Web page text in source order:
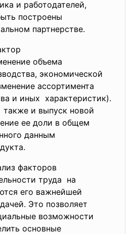
и работодателей,
построены
партнерстве.
объема
экономической
ассортимента
и иных характеристик).
и выпуск новой
ее доли в общем
данным
факторов
труда на
его важнейшей
Это позволяет
возможности
основные